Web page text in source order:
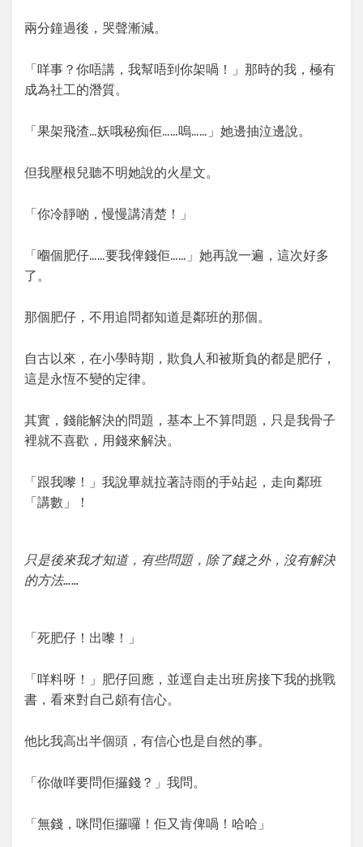
兩分鐘過後，哭聲漸減。
「咩事？你唔講，我幫唔到你架喎！」那時的我，極有
成為社工的潛質。
「果架飛渣…妖哦秘痴佢……嗚……」她邊抽泣邊說。
但我壓根兒聽不明她說的火星文。
「你冷靜啲，慢慢講清楚！」
「嗰個肥仔……要我俾錢佢……」她再說一遍，這次好多
了。
那個肥仔，不用追問都知道是鄰班的那個。
自古以來，在小學時期，欺負人和被斯負的都是肥仔，
這是永恆不變的定律。
其實，錢能解決的問題，基本上不算問題，只是我骨子
裡就不喜歡，用錢來解決。
「跟我嚟！」我說畢就拉著詩雨的手站起，走向鄰班
「講數」！
只是後來我才知道，有些問題，除了錢之外，沒有解決
的方法……
「死肥仔！出嚟！」
「咩料呀！」肥仔回應，並逕自走出班房接下我的挑戰
書，看來對自己頗有信心。
他比我高出半個頭，有信心也是自然的事。
「你做咩要問佢攞錢？」我問。
「無錢，咪問佢攞囉！佢又肯俾喎！哈哈」